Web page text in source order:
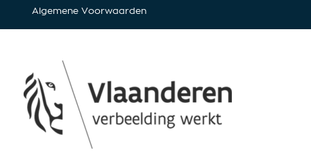
Algemene Voorwaarden